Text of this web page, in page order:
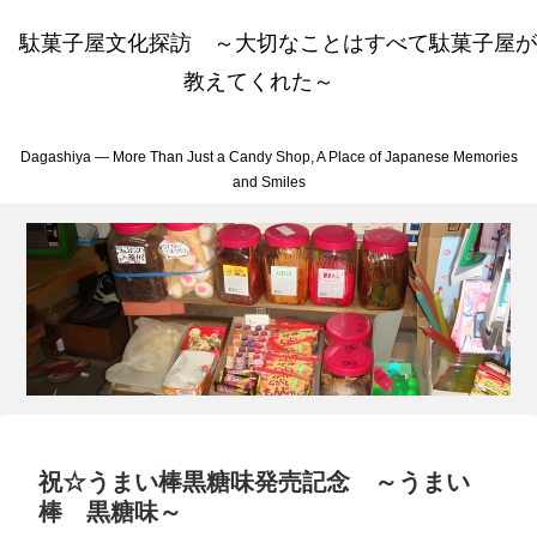
駄菓子屋文化探訪 ～大切なことはすべて駄菓子屋が
教えてくれた～
Dagashiya — More Than Just a Candy Shop, A Place of Japanese Memories
and Smiles
祝☆うまい棒黒糖味発売記念 ～うまい
棒 黒糖味～